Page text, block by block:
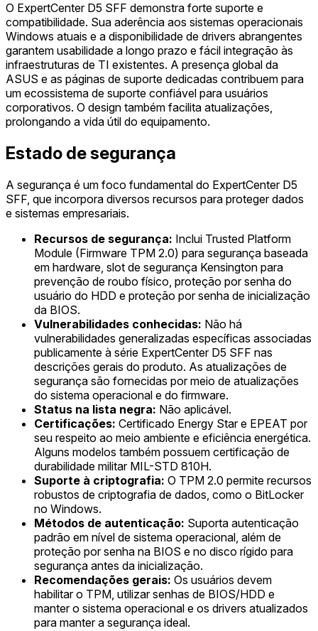
O ExpertCenter D5 SFF demonstra forte suporte e
compatibilidade. Sua aderência aos sistemas operacionais
Windows atuais e a disponibilidade de drivers abrangentes
garantem usabilidade a longo prazo e fácil integração às
infraestruturas de TI existentes. A presença global da
ASUS e as páginas de suporte dedicadas contribuem para
um ecossistema de suporte confiável para usuários
corporativos. O design também facilita atualizações,
prolongando a vida útil do equipamento.
Estado de segurança
A segurança é um foco fundamental do ExpertCenter D5
SFF, que incorpora diversos recursos para proteger dados
e sistemas empresariais.
Recursos de segurança: Inclui Trusted Platform
Module (Firmware TPM 2.0) para segurança baseada
em hardware, slot de segurança Kensington para
prevenção de roubo físico, proteção por senha do
usuário do HDD e proteção por senha de inicialização
da BIOS.
Vulnerabilidades conhecidas: Não há
vulnerabilidades generalizadas específicas associadas
publicamente à série ExpertCenter D5 SFF nas
descrições gerais do produto. As atualizações de
segurança são fornecidas por meio de atualizações
do sistema operacional e do firmware.
Status na lista negra: Não aplicável.
Certificações: Certificado Energy Star e EPEAT por
seu respeito ao meio ambiente e eficiência energética.
Alguns modelos também possuem certificação de
durabilidade militar MIL-STD 810H.
Suporte à criptografia: O TPM 2.0 permite recursos
robustos de criptografia de dados, como o BitLocker
no Windows.
Métodos de autenticação: Suporta autenticação
padrão em nível de sistema operacional, além de
proteção por senha na BIOS e no disco rígido para
segurança antes da inicialização.
Recomendações gerais: Os usuários devem
habilitar o TPM, utilizar senhas de BIOS/HDD e
manter o sistema operacional e os drivers atualizados
para manter a segurança ideal.